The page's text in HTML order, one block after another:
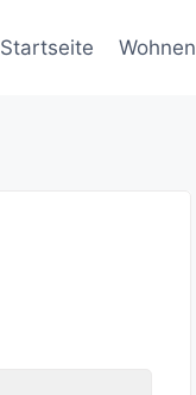
Startseite Wohnen